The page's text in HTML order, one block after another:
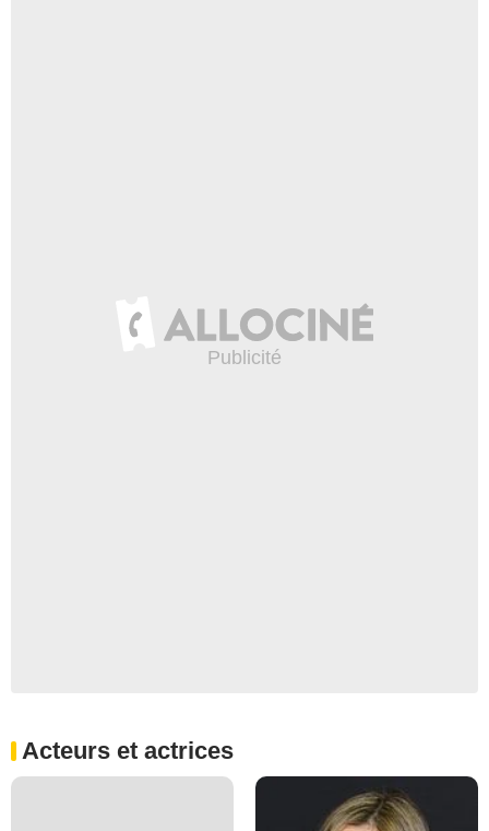
Acteurs et actrices